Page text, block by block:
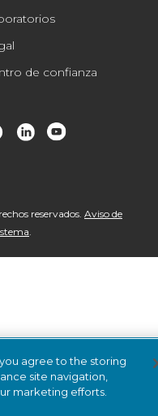
de confianza
reservados. Aviso de
agree to the storing
site navigation,
marketing efforts.